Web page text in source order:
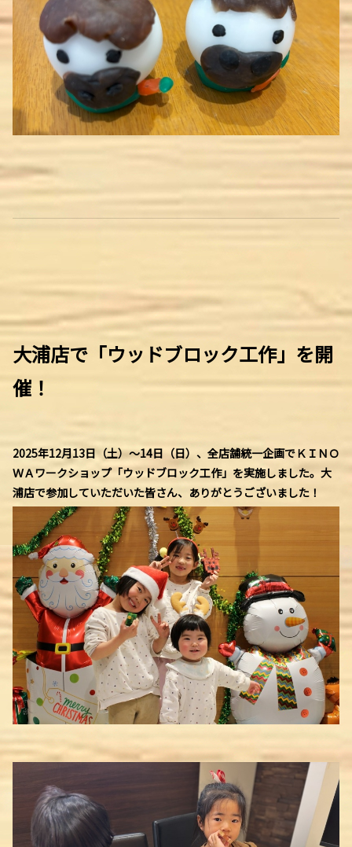
大浦店で「ウッドブロック工作」を開
催！
2025年12月13日（土）～14日（日）、全店舗統一企画でＫＩＮＯ
ＷＡワークショップ「ウッドブロック工作」を実施しました。大
浦店で参加していただいた皆さん、ありがとうございました！